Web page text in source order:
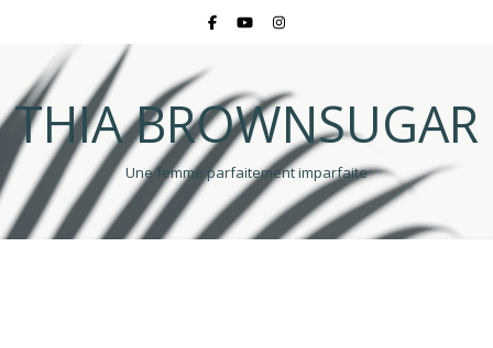
THIA BROWNSUGAR
Une femme parfaitement imparfaite